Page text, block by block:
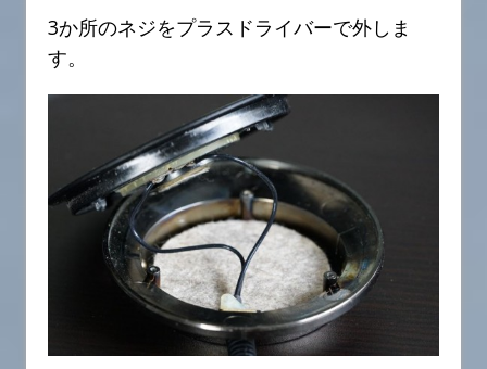
3か所のネジをプラスドライバーで外しま
す。